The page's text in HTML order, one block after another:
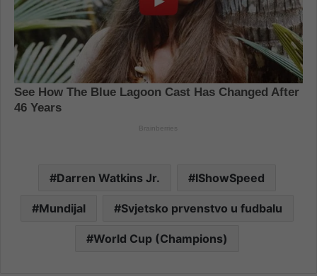
Darren Watkins Jr. IShowSpeed
Mundijal Svjetsko prvenstvo u fudbalu
World Cup (Champions)